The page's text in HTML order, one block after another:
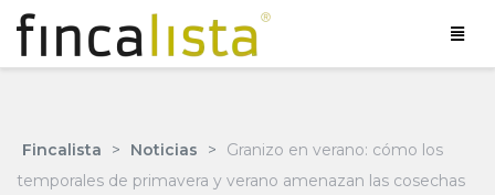
Fincalista > Noticias >
Granizo en verano: cómo los
temporales de primavera y verano amenazan las cosechas